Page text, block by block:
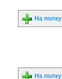
На полку
На полку